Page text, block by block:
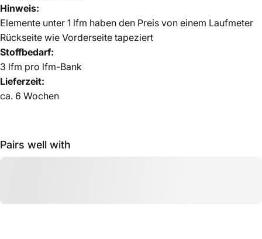
Hinweis:
Elemente unter 1 lfm haben den Preis von einem Laufmeter
Rückseite wie Vorderseite tapeziert
Stoffbedarf:
3 lfm pro lfm-Bank
Lieferzeit:
ca. 6 Wochen
Pairs well with